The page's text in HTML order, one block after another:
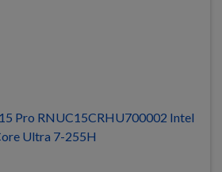
Pro RNUC15CRHU700002 Intel
Ultra 7-255H